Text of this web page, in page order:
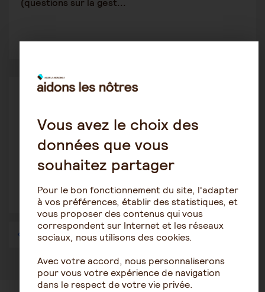
(questions sur la gest...
Protection des personnes âgées
18 novembre 2020 12:34
Maman agée sous influence "petit ami" ?
4851
1 … 40 41 42 43 44 45 46
Vous avez le choix des
données que vous
souhaitez partager
Pour le bon fonctionnement du site, l'adapter
à vos préférences, établir des statistiques, et
vous proposer des contenus qui vous
correspondent sur Internet et les réseaux
sociaux, nous utilisons des cookies.
Avec votre accord, nous personnaliserons
pour vous votre expérience de navigation
dans le respect de votre vie privée.